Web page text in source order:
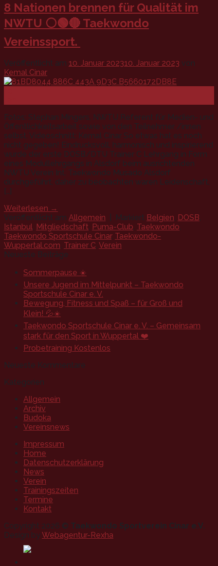
8 Nationen brennen für Qualität im
NWTU ⚪️🟢🔴 Taekwondo
Vereinssport.
Veröffentlicht am 10. Januar 202310. Januar 2023 von
Kemal Cinar
Fotos: Stephan Mingers, NWTU Referent für Medien- und
Öffentlichkeitsarbeit sowie von den Teilnehmer /innen
selbst. Videoschnitt: Kemal Cinar So etwas hat es noch
nicht gegeben! Eindrucksvoll, harmonisch und inspirierend
wurde der erste DOSB/DTU Trainer C Lehrgang in Form
eines Modullehrgangs in Alsdorf beim ausrichtenden
NWTU Verein Int. Taekwondo Musado Alsdorf
durchgeführt, daher zu beobachten waren Leidenschaft,
[…]
Weiterlesen →
Veröffentlicht am Allgemein Markiert Belgien, DOSB,
Istanbul, Mitgliedschaft, Puma-Club, Taekwondo,
Taekwondo Sportschule Cinar, Taekwondo-
Wuppertal.com, Trainer C, Verein
Neueste Beiträge
Sommerpause ☀️
Unsere Jugend im Mittelpunkt – Taekwondo
Sportschule Cinar e. V.
Bewegung, Fitness und Spaß – für Groß und
Klein! 💦☀️
Taekwondo Sportschule Cinar e. V. – Gemeinsam
stark für den Sport in Wuppertal ❤️
Probetraining Kostenlos
Neueste Kommentare
Kategorien
Allgemein
Archiv
Budoka
Vereinsnews
Impressum
Home
Datenschutzerklärung
News
Verein
Trainingszeiten
Termine
Kontakt
Copyright 2026 © Taekwondo Sportverein Cinar e.V.
Design byWebagentur-Rexha